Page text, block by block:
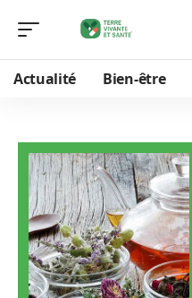
Actualité Bien-être